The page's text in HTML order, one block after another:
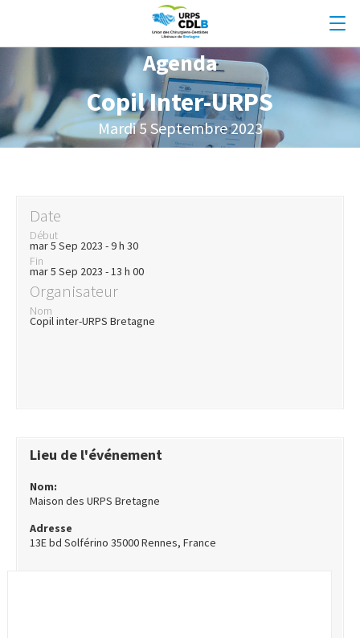
Agenda
Copil Inter-URPS
Mardi 5 Septembre 2023
Date
Début
mar 5 Sep 2023 - 9 h 30
Fin
mar 5 Sep 2023 - 13 h 00
Organisateur
Nom
Copil inter-URPS Bretagne
Lieu de l'événement
Nom:
Maison des URPS Bretagne
Adresse
13E bd Solférino 35000 Rennes, France